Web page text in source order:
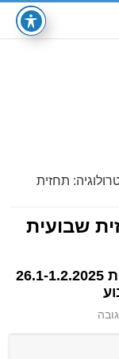
תחזית
שבועית
הורוסקופ/אסטרולוגיה: תחזית שבועית 26.1-1.2.2025